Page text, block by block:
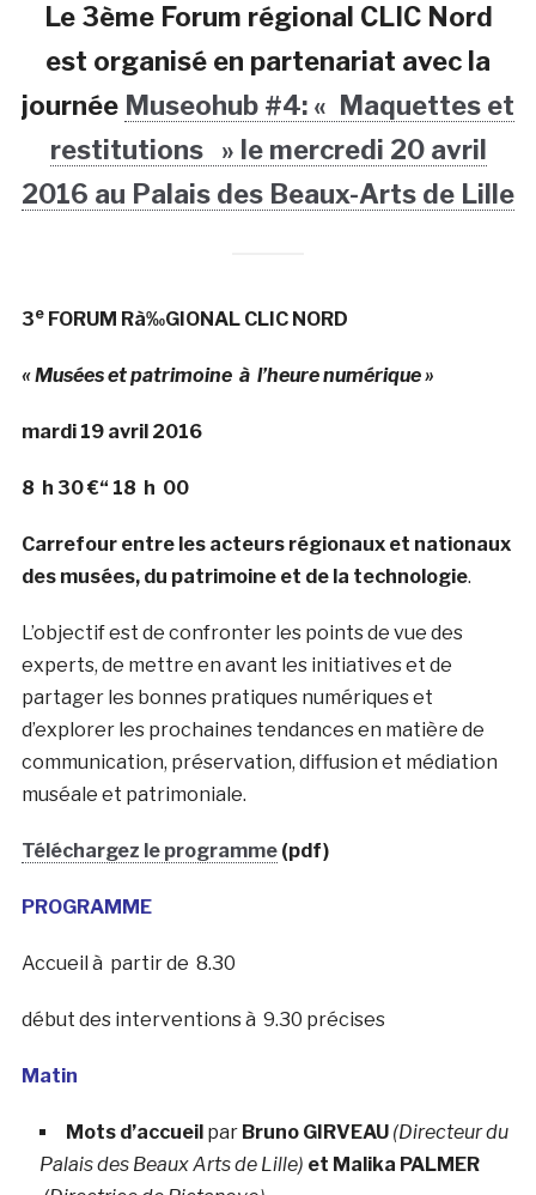
Le 3ème Forum régional CLIC Nord
est organisé en partenariat avec la
journée Museohub #4: « Maquettes et
restitutions » le mercredi 20 avril
2016 au Palais des Beaux-Arts de Lille
3eFORUM Rà‰GIONAL CLIC NORD
« Musées et patrimoine à l’heure numérique »
mardi 19 avril 2016
8 h 30 €“ 18 h 00
Carrefour entre les acteurs régionaux et nationaux
des musées, du patrimoine et de la technologie.
L’objectif est de confronter les points de vue des
experts, de mettre en avant les initiatives et de
partager les bonnes pratiques numériques et
d’explorer les prochaines tendances en matière de
communication, préservation, diffusion et médiation
muséale et patrimoniale.
Téléchargez le programme(pdf)
PROGRAMME
Accueil à partir de 8.30
début des interventions à 9.30 précises
Matin
Mots d’accueil par Bruno GIRVEAU (Directeur du
Palais des Beaux Arts de Lille) et Malika PALMER